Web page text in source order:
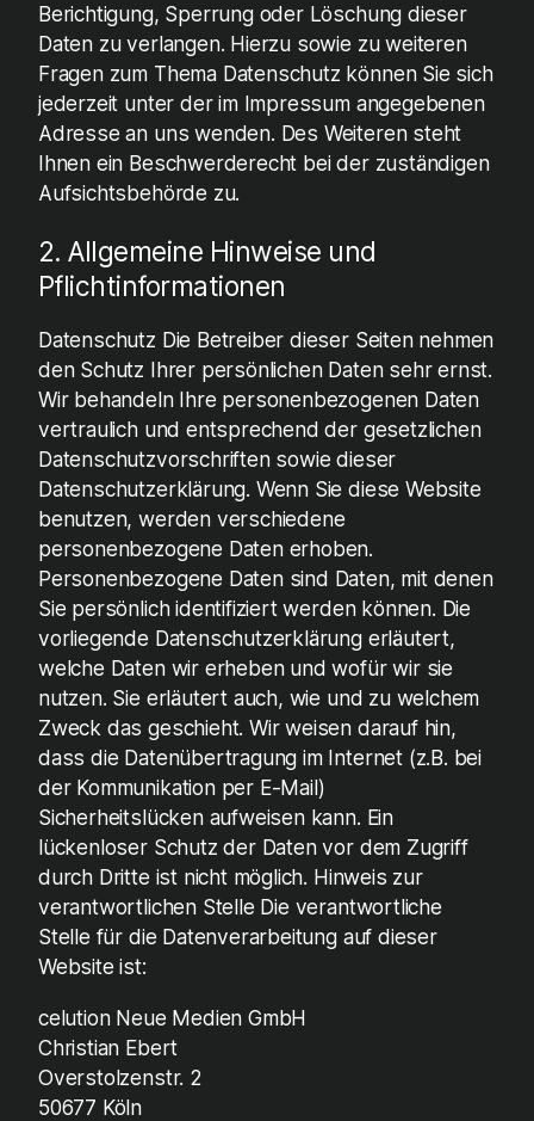
Berichtigung, Sperrung oder Löschung dieser
Daten zu verlangen. Hierzu sowie zu weiteren
Fragen zum Thema Datenschutz können Sie sich
jederzeit unter der im Impressum angegebenen
Adresse an uns wenden. Des Weiteren steht
Ihnen ein Beschwerderecht bei der zuständigen
Aufsichtsbehörde zu.
2. Allgemeine Hinweise und
Pflichtinformationen
Datenschutz Die Betreiber dieser Seiten nehmen
den Schutz Ihrer persönlichen Daten sehr ernst.
Wir behandeln Ihre personenbezogenen Daten
vertraulich und entsprechend der gesetzlichen
Datenschutzvorschriften sowie dieser
Datenschutzerklärung. Wenn Sie diese Website
benutzen, werden verschiedene
personenbezogene Daten erhoben.
Personenbezogene Daten sind Daten, mit denen
Sie persönlich identifiziert werden können. Die
vorliegende Datenschutzerklärung erläutert,
welche Daten wir erheben und wofür wir sie
nutzen. Sie erläutert auch, wie und zu welchem
Zweck das geschieht. Wir weisen darauf hin,
dass die Datenübertragung im Internet (z.B. bei
der Kommunikation per E-Mail)
Sicherheitslücken aufweisen kann. Ein
lückenloser Schutz der Daten vor dem Zugriff
durch Dritte ist nicht möglich. Hinweis zur
verantwortlichen Stelle Die verantwortliche
Stelle für die Datenverarbeitung auf dieser
Website ist:
celution Neue Medien GmbH
Christian Ebert
Overstolzenstr. 2
50677 Köln